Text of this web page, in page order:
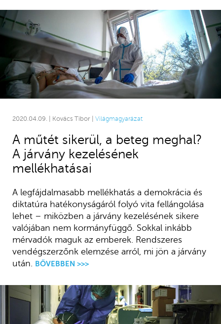
2020.04.09. | Kovács Tibor | Világmagyarázat
A műtét sikerül, a beteg meghal?
A járvány kezelésének
mellékhatásai
A legfájdalmasabb mellékhatás a demokrácia és
diktatúra hatékonyságáról folyó vita fellángolása
lehet – miközben a járvány kezelésének sikere
valójában nem kormányfüggő. Sokkal inkább
mérvadók maguk az emberek. Rendszeres
vendégszerzőnk elemzése arról, mi jön a járvány
után.
BŐVEBBEN >>>